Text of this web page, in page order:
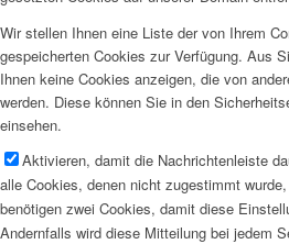
Wir stellen Ihnen eine Liste der von Ihrem
gespeicherten Cookies zur Verfügung. Aus
Ihnen keine Cookies anzeigen, die von
werden. Diese können Sie in den
einsehen.
Aktivieren, damit die Nachrichtenleiste
alle Cookies, denen nicht zugestimmt
benötigen zwei Cookies, damit diese
Andernfalls wird diese Mitteilung bei jedem